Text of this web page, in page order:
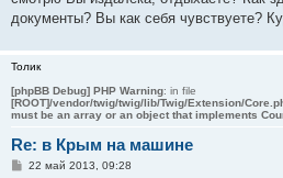
документы? Вы как себя чувствуете?
Толик
[phpBB Debug] PHP Warning: in file
[ROOT]/vendor/twig/twig/lib/Twig/Extension/
must be an array or an object that implements
Re: в Крым на машине
С22 май 2013, 09:28